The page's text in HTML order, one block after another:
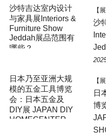
沙特吉达室内设计
与家具展Interiors &
Furniture Show
Jeddah展品范围有
哪些？
【
沙
日本乃至亚洲大规
模的五金工具博览
会：日本五金及
DIY展 JAPAN DIY
HOMECENTER
【
日
博